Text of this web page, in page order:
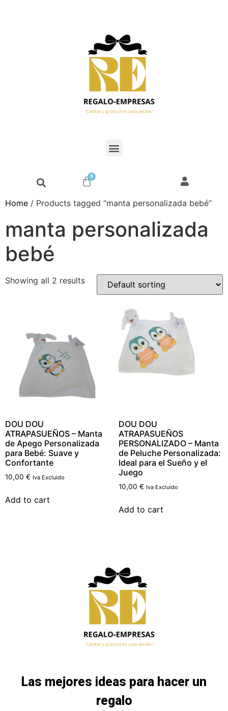
0
Home / Products tagged “manta personalizada bebé”
manta personalizada
bebé
Showing all 2 results
DOU DOU
ATRAPASUEÑOS – Manta
de Apego Personalizada
para Bebé: Suave y
Confortante
10,00 € Iva Excluido
Add to cart
DOU DOU
ATRAPASUEÑOS
PERSONALIZADO – Manta
de Peluche Personalizada:
Ideal para el Sueño y el
Juego
10,00 € Iva Excluido
Add to cart
Las mejores ideas para hacer un
regalo